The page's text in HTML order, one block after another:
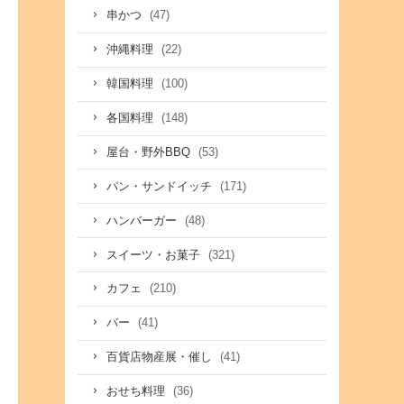
串かつ (47)
沖縄料理 (22)
韓国料理 (100)
各国料理 (148)
屋台・野外BBQ (53)
パン・サンドイッチ (171)
ハンバーガー (48)
スイーツ・お菓子 (321)
カフェ (210)
バー (41)
百貨店物産展・催し (41)
おせち料理 (36)